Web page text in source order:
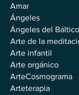
Amar
Ángeles
Ángeles del Báltico
Arte de la
Arte infantil
Arte orgánico
ArteCosmograma
Arteterapia